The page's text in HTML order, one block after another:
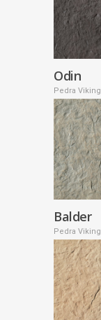
Odin
Pedra Viking
Balder
Pedra Viking